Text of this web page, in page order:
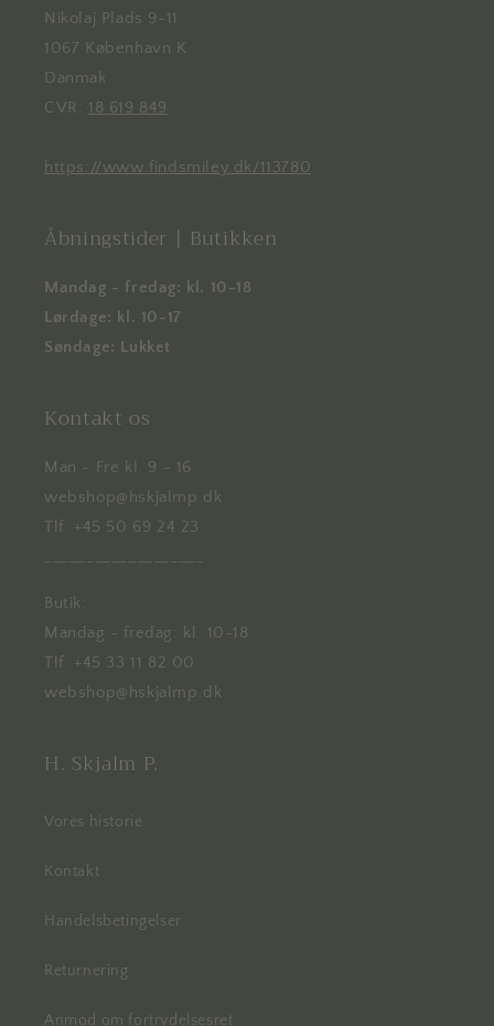
Nikolaj Plads 9-11
1067 København K
Danmak
CVR: 18 619 849
https://www.findsmiley.dk/113780
Åbningstider | Butikken
Mandag - fredag: kl. 10-18
Lørdage: kl. 10-17
Søndage: Lukket
Kontakt os
Man - Fre kl. 9 - 16
webshop@hskjalmp.dk
Tlf. +45 50 69 24 23
Butik:
Mandag - fredag: kl. 10-18
Tlf. +45 33 11 82 00
webshop@hskjalmp.dk
H. Skjalm P.
Vores historie
Kontakt
Handelsbetingelser
Returnering
Anmod om fortrydelsesret